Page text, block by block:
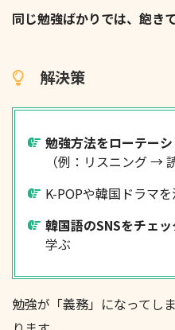
同じ勉強ばかりでは、飽き
解決策
勉強方法をローテー
（例：リスニング →
K-POPや韓国ドラマ
韓国語のSNSをチェッ
学ぶ
勉強が「義務」になってし